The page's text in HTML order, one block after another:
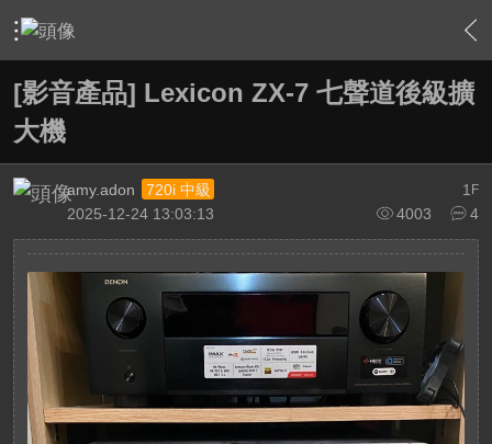
› 敗家特區 For Sale or Trade › 二手交換交易區 › 內容
[影音產品] Lexicon ZX-7 七聲道後級擴
大機
1 F
amy.adon
720i 中級
4003
4
2025-12-24 13:03:13